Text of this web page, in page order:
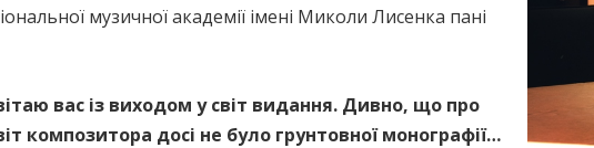
музичної академії імені Миколи Лисенка пані
вас із виходом у світ видання. Дивно, що про
композитора досі не було грунтовної монографії…